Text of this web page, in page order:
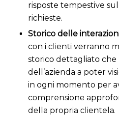
risposte tempestive
richieste.
Storico delle
con i clienti verranno
storico dettagliato
dell’azienda a poter
in ogni momento per
comprensione
della propria clientela.